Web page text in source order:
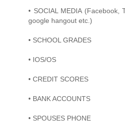
• SOCIAL MEDIA (Facebook,
google hangout etc.)
• SCHOOL GRADES
• IOS/OS
• CREDIT SCORES
• BANK ACCOUNTS
• SPOUSES PHONE